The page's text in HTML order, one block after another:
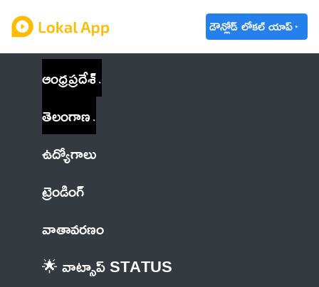
డౌన్లోడ్ లోకల్ యాప్
ఆంధ్రప్రదేశ్
తెలంగాణ
ఉద్యోగాలు
ట్రెండింగ్
వాతావరణం
🌟 వాట్సాప్ STATUS